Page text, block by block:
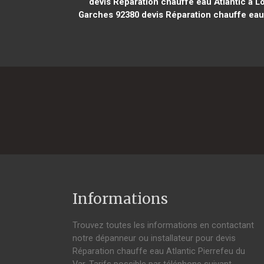
Garches 92380devis Réparation chauffe
Informations
Trouvez toutes les informations en contactant
notre dépanneur ou installateur pour devis
Réparation chauffe eau Atlantic Pierrefeu du